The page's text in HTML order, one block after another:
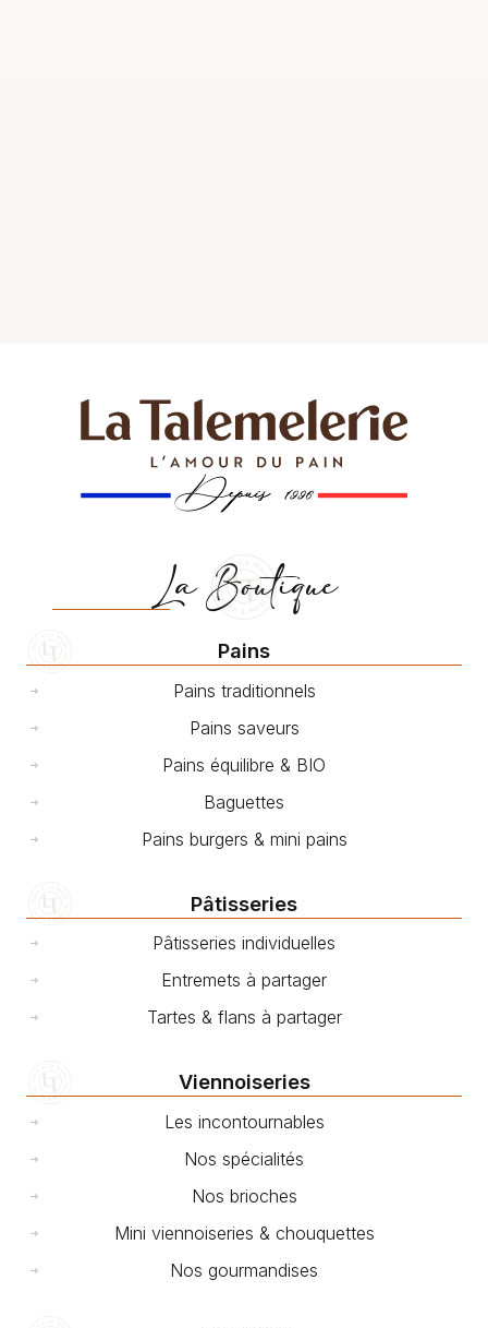
La Boutique
Pains
Pains traditionnels
Pains saveurs
Pains équilibre & BIO
Baguettes
Pains burgers & mini pains
Pâtisseries
Pâtisseries individuelles
Entremets à partager
Tartes & flans à partager
Viennoiseries
Les incontournables
Nos spécialités
Nos brioches
Mini viennoiseries & chouquettes
Nos gourmandises